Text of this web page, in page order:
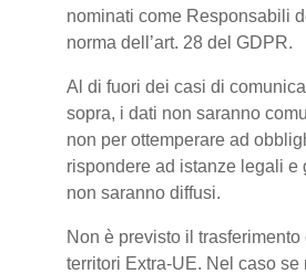
nominati come Responsabili
norma dell’art. 28 del GDPR.
Al di fuori dei casi di
sopra, i dati non saranno
non per ottemperare ad
rispondere ad istanze legali e
non saranno diffusi.
Non è previsto il trasferimento
territori Extra-UE. Nel caso se